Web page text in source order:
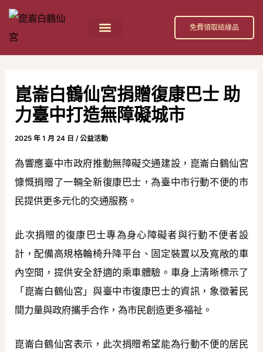
免費領取結緣品
崑崙白鶴仙宮捐贈復康巴士 助
力臺中打造無障礙城市
2025 年 1 月 24 日/公益活動
為響應臺中市政府推動無障礙交通建設，崑崙白鶴仙宮
慷慨捐贈了一輛全新復康巴士，為臺中市行動不便的市
民提供更多元化的交通服務。
此次捐贈的復康巴士專為身心障礙者與行動不便者設
計，配備高規格輪椅升降平台、固定裝置以及寬敞的車
內空間，提供安全舒適的乘車體驗。車身上清晰標示了
「崑崙白鶴仙宮」與臺中市復康巴士的資訊，象徵著民
間力量與政府攜手合作，為市民創造更多福祉。
崑崙白鶴仙宮表示，此次捐贈希望能為行動不便的居民
Post